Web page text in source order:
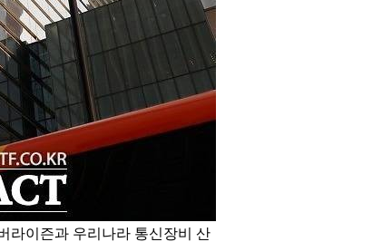
라이즌과 우리나라 통신장비 산